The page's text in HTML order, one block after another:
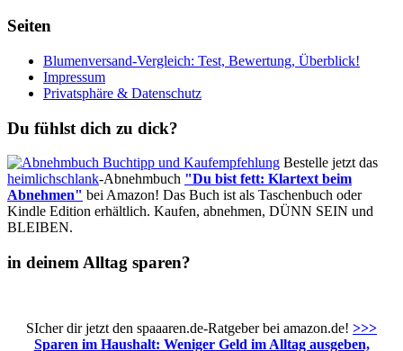
Seiten
Blumenversand-Vergleich: Test, Bewertung, Überblick!
Impressum
Privatsphäre & Datenschutz
Du fühlst dich zu dick?
Bestelle jetzt das
heimlichschlank-Abnehmbuch "Du bist fett: Klartext beim
Abnehmen" bei Amazon! Das Buch ist als Taschenbuch oder
Kindle Edition erhältlich. Kaufen, abnehmen, DÜNN SEIN und
BLEIBEN.
in deinem Alltag sparen?
SIcher dir jetzt den spaaaren.de-Ratgeber bei amazon.de! >>>
Sparen im Haushalt: Weniger Geld im Alltag ausgeben,